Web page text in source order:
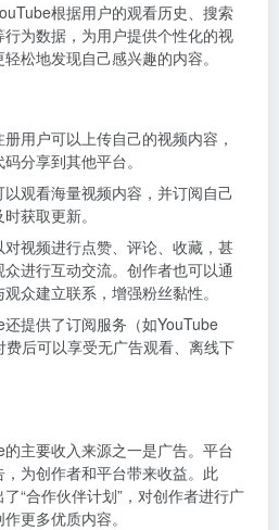
根据用户的观看历史、搜索
为数据，为用户提供个性化的视
松地发现自己感兴趣的内容。
册用户可以上传自己的视频内容，
分享到其他平台。
以观看海量视频内容，并订阅自己
获取更新。
对视频进行点赞、评论、收藏，甚
进行互动交流。创作者也可以通
众建立联系，增强粉丝黏性。
还提供了订阅服务（如YouTube
后可以享受无广告观看、离线下
的主要收入来源之一是广告。平台
为创作者和平台带来收益。此
“合作伙伴计划”，对创作者进行广
更多优质内容。